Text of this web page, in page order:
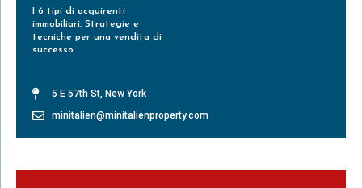
I 6 tipi di acquirenti
immobiliari. Strategie e
tecniche per una vendita di
successo
5 E 57th St, New York
minitalien@minitalienproperty.com